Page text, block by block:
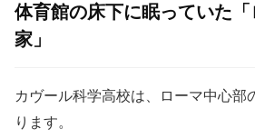
体育館の床下に眠っていた
家」
カヴール科学高校は、ローマ中心部
ります。